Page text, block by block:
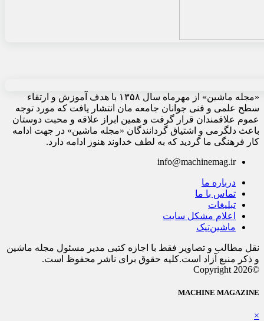
«مجله ماشین» از مهرماه سال ۱۳۵۸ با هدف آموزش و ارتقاء
سطح علمی و فنی جوانان جامعه مان انتشار یافت که مورد توجه
عموم علاقمندان قرار گرفت و همین ابراز علاقه و محبت دوستان
باعث دلگرمی و اشتیاق گردانندگان «مجله ماشین» در جهت ادامه
کار فرهنگی ما گردید که به لطف خداوند هنوز ادامه دارد.
info@machinemag.ir
درباره ما
تماس با ما
تبلیغات
اعلام مشکل سایت
ماشین‌تیک
نقل مطالب و تصاویر فقط با اجازه کتبی مدیر مسئول مجله ماشین
و ذکر منبع آزاد است.کلیه حقوق برای ناشر محفوظ است.
©Copyright 2026
MACHINE MAGAZINE
×